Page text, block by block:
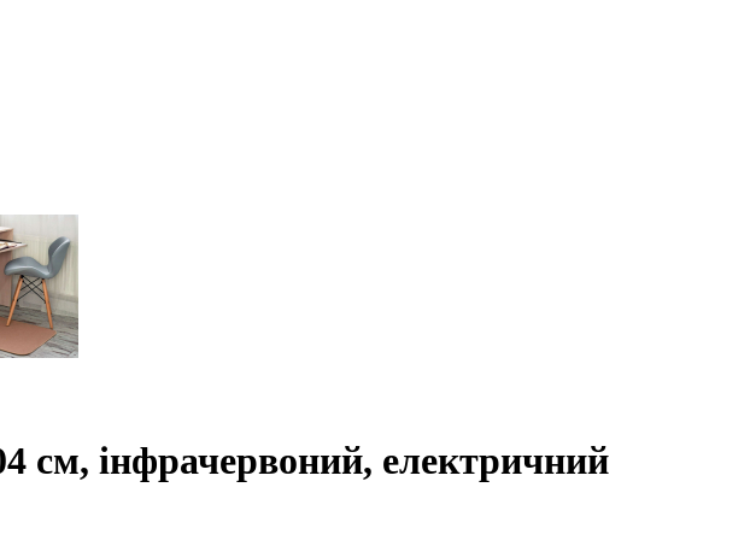
інфрачервоний, електричний